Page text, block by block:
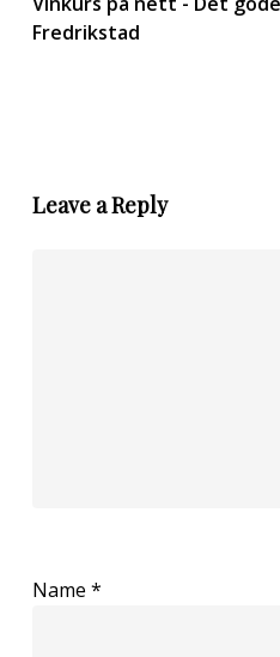
Fredrikstad
Leave a Reply
Name *